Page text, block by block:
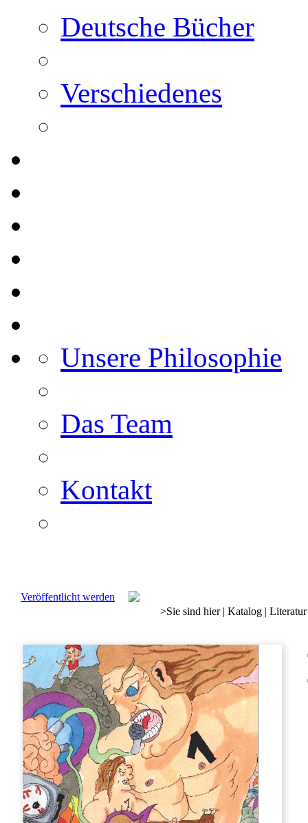
Deutsche Bücher
Verschiedenes
Unsere Philosophie
Das Team
Kontakt
Veröffentlicht werden
>Sie sind hier| Katalog | Literatur